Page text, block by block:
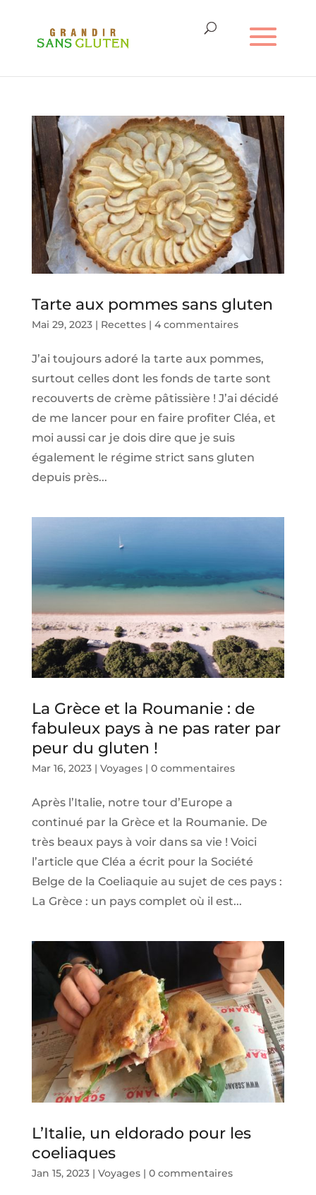
Tarte aux pommes sans gluten
Mai 29, 2023| Recettes| 4 commentaires
J’ai toujours adoré la tarte aux pommes,
surtout celles dont les fonds de tarte sont
recouverts de crème pâtissière ! J’ai décidé
de me lancer pour en faire profiter Cléa, et
moi aussi car je dois dire que je suis
également le régime strict sans gluten
depuis près...
La Grèce et la Roumanie : de
fabuleux pays à ne pas rater par
peur du gluten !
Mar 16, 2023| Voyages| 0 commentaires
Après l’Italie, notre tour d’Europe a
continué par la Grèce et la Roumanie. De
très beaux pays à voir dans sa vie ! Voici
l’article que Cléa a écrit pour la Société
Belge de la Coeliaquie au sujet de ces pays :
La Grèce : un pays complet où il est...
L’Italie, un eldorado pour les
coeliaques
Jan 15, 2023| Voyages| 0 commentaires